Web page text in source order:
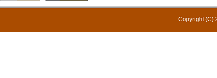
Copyright (C)